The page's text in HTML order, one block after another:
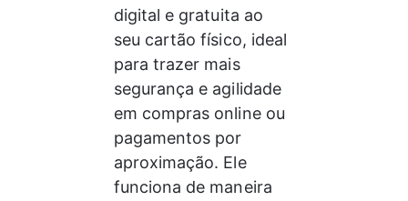
digital e gratuita ao
seu cartão físico, ideal
para trazer mais
segurança e agilidade
em compras online ou
pagamentos por
aproximação. Ele
funciona de maneira